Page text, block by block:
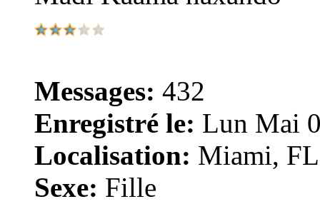
Messages: 432
Enregistré le: Lun Mai
Localisation: Miami,
Sexe: Fille